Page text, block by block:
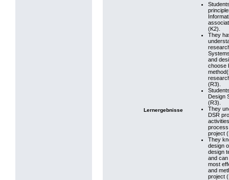
Lernergebnisse
(K2).
They
and
choose
(R3).
Design
(R3).
They
DSR
project
They
design
design
and
most
and
project